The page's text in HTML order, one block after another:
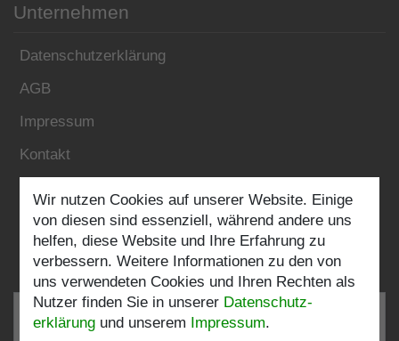
Unternehmen
Datenschutzerklärung
AGB
Impressum
Kontakt
Folgen Sie uns:
Wir nutzen Cookies auf unserer Website. Einige
von diesen sind essenziell, während andere uns
helfen, diese Website und Ihre Erfahrung zu
verbessern. Weitere Informationen zu den von
uns verwendeten Cookies und Ihren Rechten als
Nutzer finden Sie in unserer Daten­schutz­
erklärung und unserem Impressum.